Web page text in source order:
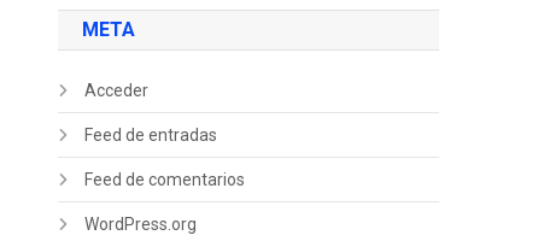
META
Acceder
Feed de entradas
Feed de comentarios
WordPress.org